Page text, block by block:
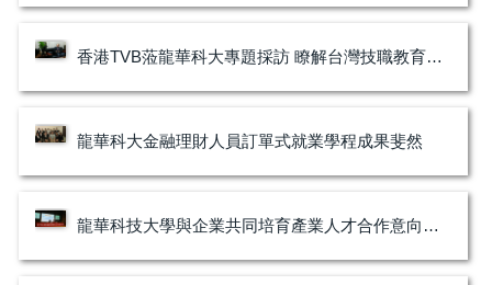
香港TVB蒞龍華科大專題採訪 瞭解台灣技職教育發展現況
龍華科大金融理財人員訂單式就業學程成果斐然
龍華科技大學與企業共同培育產業人才合作意向書簽約典禮